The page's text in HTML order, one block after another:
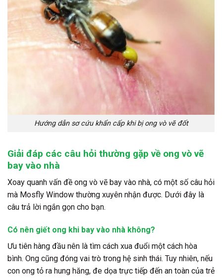
Hướng dẫn sơ cứu khẩn cấp khi bị ong vò vẽ đốt
Giải đáp các câu hỏi thường gặp về ong vò vẽ
bay vào nhà
Xoay quanh vấn đề ong vò vẽ bay vào nhà, có một số câu hỏi
mà Mosfly Window thường xuyên nhận được. Dưới đây là
câu trả lời ngắn gọn cho bạn.
Có nên giết ong khi bay vào nhà không?
Ưu tiên hàng đầu nên là tìm cách xua đuổi một cách hòa
bình. Ong cũng đóng vai trò trong hệ sinh thái. Tuy nhiên, nếu
con ong tỏ ra hung hăng, đe dọa trực tiếp đến an toàn của trẻ